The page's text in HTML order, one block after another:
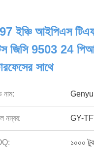
ইঞ্চি আইপিএস
জিসি 9503 24
সাথে
নাম: Genyu
নম্বর: GY-
১০০০